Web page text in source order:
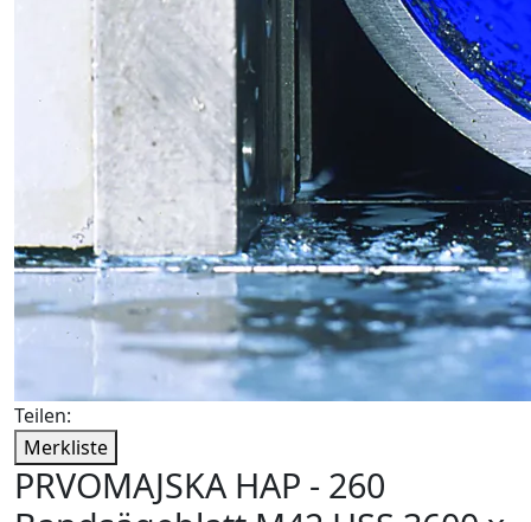
Teilen:
Merkliste
PRVOMAJSKA HAP - 260